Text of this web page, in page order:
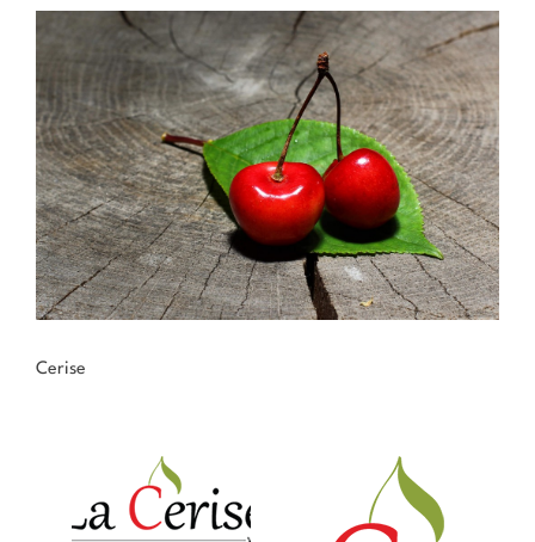
Cerise